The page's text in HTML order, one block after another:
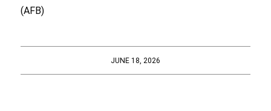
(AFB)
JUNE 18, 2026